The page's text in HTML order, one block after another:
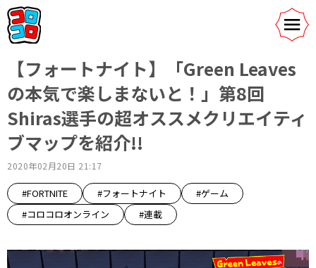
【フォートナイト】「Green Leaves
の本気で楽しまないと！」第8回
Shiras選手の超オススメクリエイティ
ブマップを紹介!!
2020年02月20日 21:17
#FORTNITE #フォートナイト
#ゲーム
#コロコロオンライン
#連載